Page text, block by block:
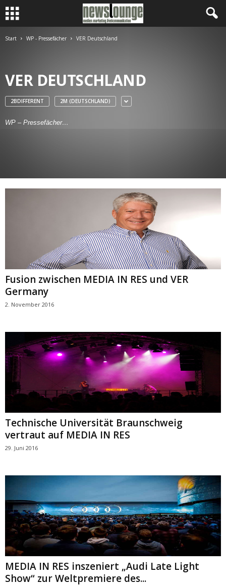
Start WP - Pressefächer VER Deutschland
VER DEUTSCHLAND
2BDIFFERENT 2M (DEUTSCHLAND)
WP – Pressefächer…
Fusion zwischen MEDIA IN RES und VER
Germany
2. November 2016
Technische Universität Braunschweig
vertraut auf MEDIA IN RES
29. Juni 2016
MEDIA IN RES inszeniert „Audi Late Light
Show“ zur Weltpremiere des...